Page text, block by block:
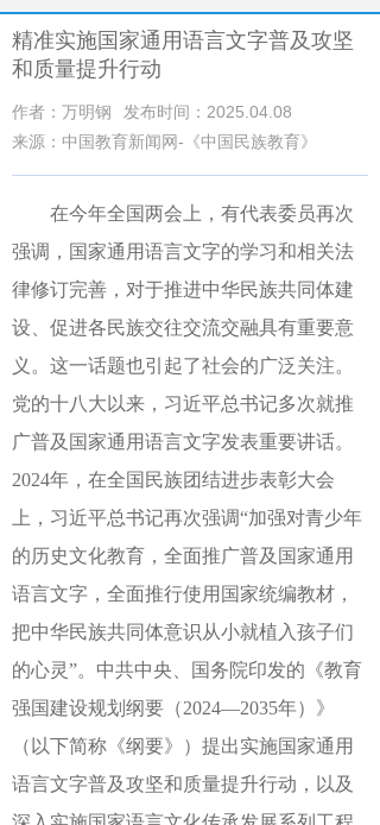
精准实施国家通用语言文字普及攻坚
和质量提升行动
作者：万明钢
发布时间：2025.04.08
来源：中国教育新闻网-《中国民族教育》
在今年全国两会上，有代表委员再次
强调，国家通用语言文字的学习和相关法
律修订完善，对于推进中华民族共同体建
设、促进各民族交往交流交融具有重要意
义。这一话题也引起了社会的广泛关注。
党的十八大以来，习近平总书记多次就推
广普及国家通用语言文字发表重要讲话。
2024年，在全国民族团结进步表彰大会
上，习近平总书记再次强调“加强对青少年
的历史文化教育，全面推广普及国家通用
语言文字，全面推行使用国家统编教材，
把中华民族共同体意识从小就植入孩子们
的心灵”。中共中央、国务院印发的《教育
强国建设规划纲要（2024—2035年）》
（以下简称《纲要》）提出实施国家通用
语言文字普及攻坚和质量提升行动，以及